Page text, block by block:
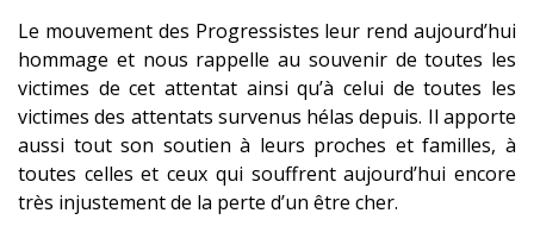
Le mouvement des Progressistes leur rend aujourd’hui
hommage et nous rappelle au souvenir de toutes les
victimes de cet attentat ainsi qu’à celui de toutes les
victimes des attentats survenus hélas depuis. Il apporte
aussi tout son soutien à leurs proches et familles, à
toutes celles et ceux qui souffrent aujourd’hui encore
très injustement de la perte d’un être cher.